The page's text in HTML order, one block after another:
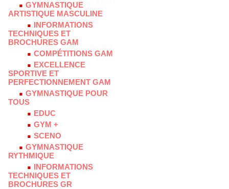
GYMNASTIQUE
ARTISTIQUE MASCULINE
INFORMATIONS
TECHNIQUES ET
BROCHURES GAM
COMPÉTITIONS GAM
EXCELLENCE
SPORTIVE ET
PERFECTIONNEMENT GAM
GYMNASTIQUE POUR
TOUS
EDUC
GYM +
SCENO
GYMNASTIQUE
RYTHMIQUE
INFORMATIONS
TECHNIQUES ET
BROCHURES GR